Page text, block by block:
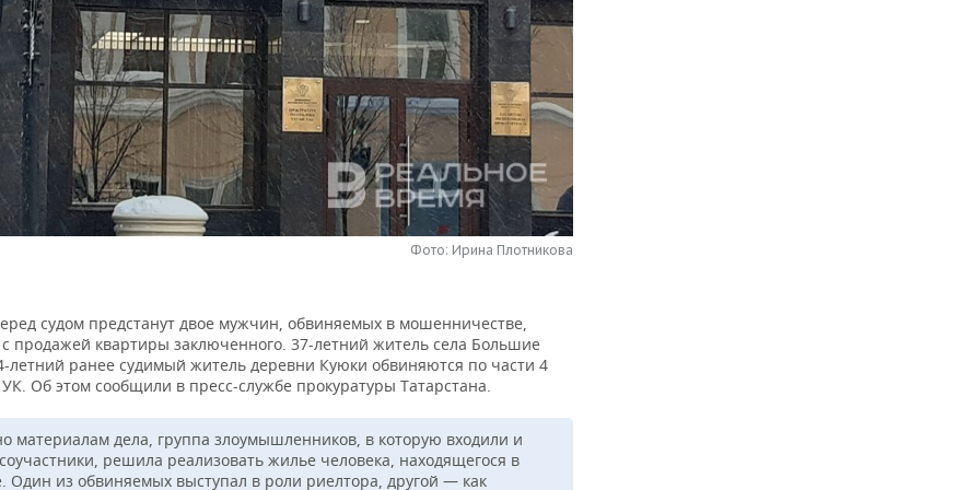
Фото: Ирина Плотникова
судом предстанут двое мужчин, обвиняемых в мошенничестве,
продажей квартиры заключенного. 37-летний житель села Большие
летний ранее судимый житель деревни Куюки обвиняются по части 4
УК. Об этом сообщили в пресс-службе прокуратуры Татарстана.
материалам дела, группа злоумышленников, в которую входили и
решила реализовать жилье человека, находящегося в
Один из обвиняемых выступал в роли риелтора, другой — как